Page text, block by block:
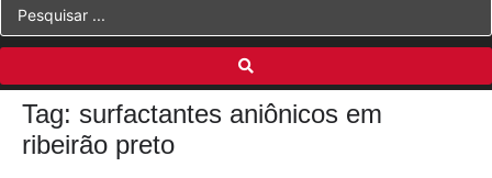
Tag: surfactantes aniônicos em
ribeirão preto